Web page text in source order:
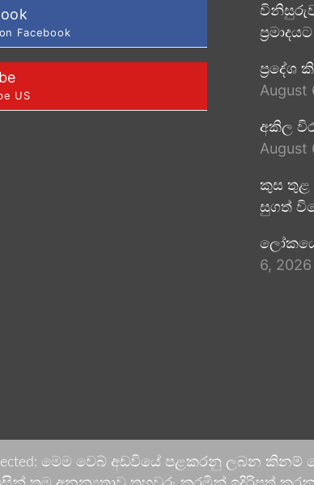
Facebook
US
ප්‍රදේශ
August
අකිල
August
කුස තුළ
සුගත්
ලෝකයේ
6, 2026
මෙම වෙබ් අඩවියේ පළකරනු ලබන